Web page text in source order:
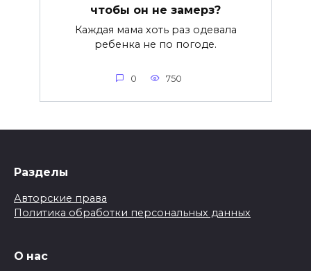
чтобы он не замерз?
Каждая мама хоть раз одевала
ребенка не по погоде.
0 750
Разделы
Авторские права
Политика обработки персональных данных
О нас